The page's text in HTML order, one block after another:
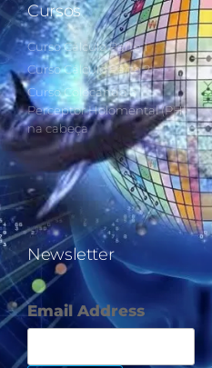
Cursos
Curso Cálculo Parte 1
Curso Cálculo Parte 2
Curso Colocando o
Perceptor Holomental (PH)
na cabeça
Newsletter
Email Address